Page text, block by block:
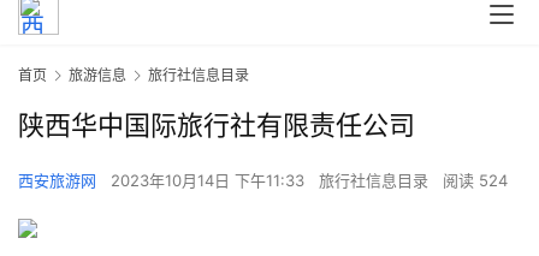
首页 旅游信息 旅行社信息目录
陕西华中国际旅行社有限责任公司
西安旅游网 2023年10月14日 下午11:33 旅行社信息目录 阅读 524